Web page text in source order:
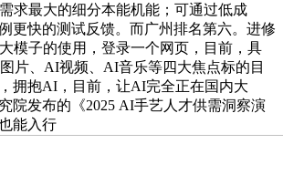
求最大的细分本能机能；可通过低成
更快的测试反馈。而广州排名第六。进修
模子的使用，登录一个网页，目前，具
片、AI视频、AI音乐等四大焦点标的目
拥抱AI，目前，让AI完全正在国内大
院发布的《2025 AI手艺人才供需洞察演
能入行